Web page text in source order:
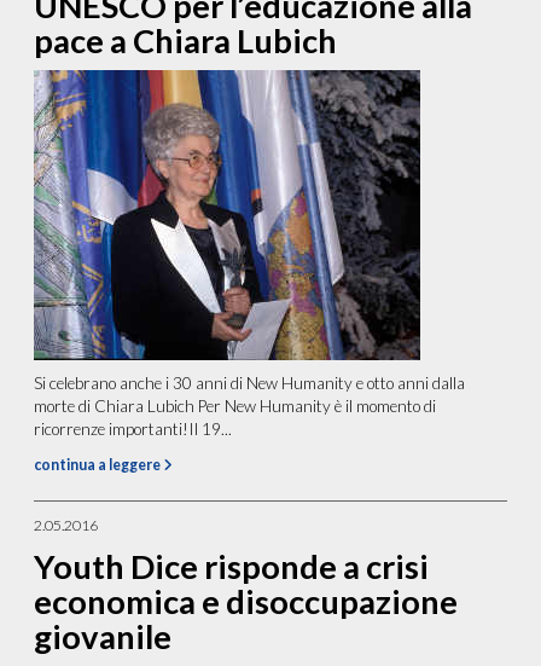
pace a Chiara Lubich
Si celebrano anche i 30 anni di New Humanity e otto anni dalla
morte di Chiara Lubich Per New Humanity è il momento di
ricorrenze importanti!Il 19...
continua a leggere
2.05.2016
Youth Dice risponde a crisi
economica e disoccupazione
giovanile